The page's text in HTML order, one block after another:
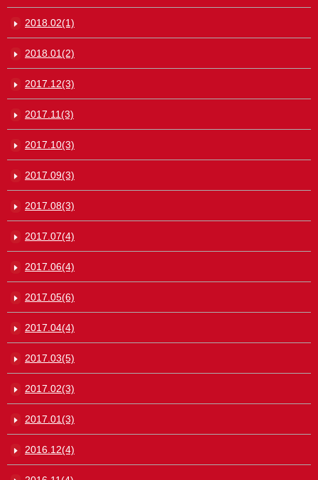
2018.02(1)
2018.01(2)
2017.12(3)
2017.11(3)
2017.10(3)
2017.09(3)
2017.08(3)
2017.07(4)
2017.06(4)
2017.05(6)
2017.04(4)
2017.03(5)
2017.02(3)
2017.01(3)
2016.12(4)